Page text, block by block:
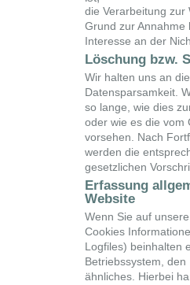
die Verarbeitung zur
Grund zur Annahme
Interesse an der
Löschung bzw.
Wir halten uns an
Datensparsamkeit.
so lange, wie dies
oder wie es die vom
vorsehen. Nach
werden die
gesetzlichen
Erfassung
Website
Wenn Sie auf
Cookies
Logfiles) beinhalten
Betriebssystem,
ähnliches. Hierbei